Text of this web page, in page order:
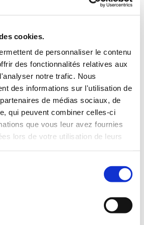
cookies.
de personnaliser le contenu
des fonctionnalités relatives aux
notre trafic. Nous
des informations sur l'utilisation de
de médias sociaux, de
qui peuvent combiner celles-ci
que vous leur avez fournies
lors de votre utilisation de leurs
PAT MITCHELL
PAT MITCHELL
en cuir marron d' origine.
fabriqué à la main à